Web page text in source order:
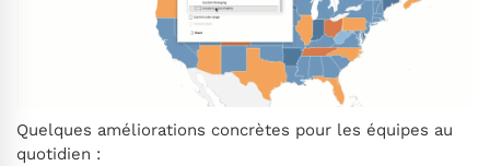
Quelques améliorations concrètes pour les équipes au
quotidien :